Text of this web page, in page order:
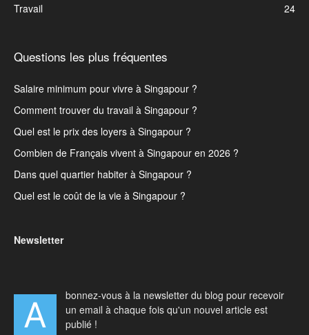
Travail
24
Questions les plus fréquentes
Salaire minimum pour vivre à Singapour ?
Comment trouver du travail à Singapour ?
Quel est le prix des loyers à Singapour ?
Combien de Français vivent à Singapour en 2026 ?
Dans quel quartier habiter à Singapour ?
Quel est le coût de la vie à Singapour ?
Newsletter
A
bonnez-vous à la newsletter du blog pour recevoir
un email à chaque fois qu'un nouvel article est
publié !